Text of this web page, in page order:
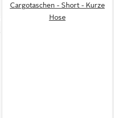
Cargotaschen - Short - Kurze
Hose